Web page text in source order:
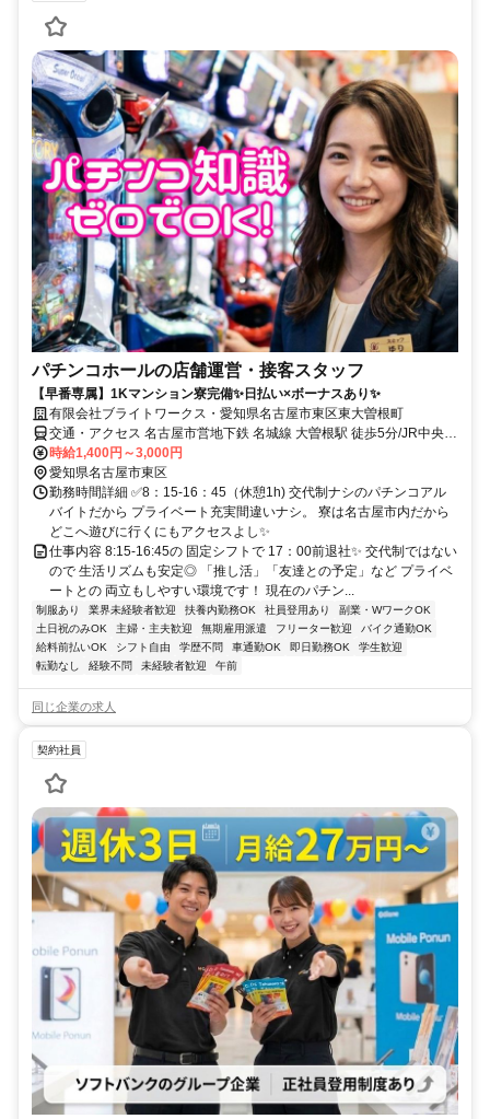
パチンコホールの店舗運営・接客スタッフ
【早番専属】1Kマンション寮完備✨日払い×ボーナスあり✨
有限会社ブライトワークス・愛知県名古屋市東区東大曽根町
交通・アクセス 名古屋市営地下鉄 名城線 大曽根駅 徒歩5分/JR中央本
線 大曽根駅 徒歩5分
時給1,400円～3,000円
愛知県名古屋市東区
勤務時間詳細 ✅8：15-16：45（休憩1h) 交代制ナシのパチンコアル
バイトだから プライベート充実間違いナシ。 寮は名古屋市内だから
どこへ遊びに行くにもアクセスよし✨
仕事内容 8:15-16:45の 固定シフトで 17：00前退社✨ 交代制ではない
ので 生活リズムも安定◎ 「推し活」「友達との予定」など プライベ
ートとの 両立もしやすい環境です！ 現在のパチン...
制服あり 業界未経験者歓迎 扶養内勤務OK 社員登用あり
副業・WワークOK
土日祝のみOK
主婦・主夫歓迎 無期雇用派遣 フリーター歓迎
バイク通勤OK
給料前払いOK
シフト自由 学歴不問 車通勤OK 即日勤務OK
学生歓迎
転勤なし
経験不問 未経験者歓迎 午前
同じ企業の求人
契約社員